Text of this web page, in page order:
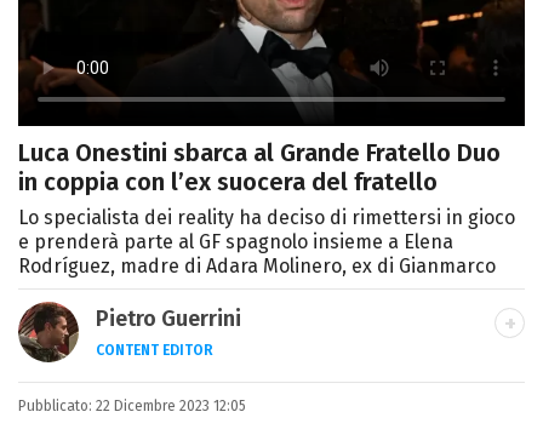
Luca Onestini sbarca al Grande Fratello Duo
in coppia con l’ex suocera del fratello
Lo specialista dei reality ha deciso di rimettersi in gioco
e prenderà parte al GF spagnolo insieme a Elena
Rodríguez, madre di Adara Molinero, ex di Gianmarco
Pietro Guerrini
CONTENT EDITOR
Laurea in Lettere, smania di viaggi e
Pubblicato: 22 Dicembre 2023 12:05